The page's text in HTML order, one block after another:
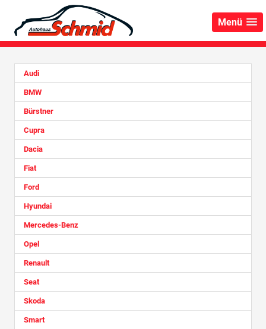
Menü
Audi
BMW
Bürstner
Cupra
Dacia
Fiat
Ford
Hyundai
Mercedes-Benz
Opel
Renault
Seat
Skoda
Smart